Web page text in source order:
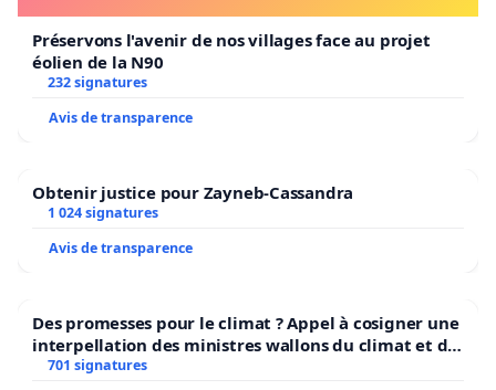
Préservons l'avenir de nos villages face au projet
éolien de la N90
232 signatures
Avis de transparence
Obtenir justice pour Zayneb-Cassandra
1 024 signatures
Avis de transparence
Des promesses pour le climat ? Appel à cosigner une
interpellation des ministres wallons du climat et de
l’environnement.
701 signatures